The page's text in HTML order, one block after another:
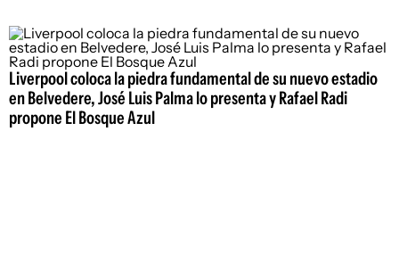
Liverpool coloca la piedra fundamental de su nuevo estadio
en Belvedere, José Luis Palma lo presenta y Rafael Radi
propone El Bosque Azul